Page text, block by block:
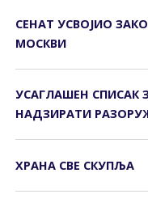
СЕНАТ УСВОЈИО
МОСКВИ
УСАГЛАШЕН СПИСАК
НАДЗИРАТИ
ХРАНА СВЕ СКУПЉА